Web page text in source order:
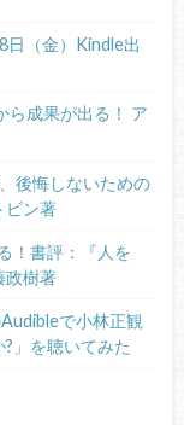
（金）Kindle出
ら成果が出る！ ア
後悔しないための
ビン著
！書評：『人を
政樹著
で小林正観
」を聴いてみた